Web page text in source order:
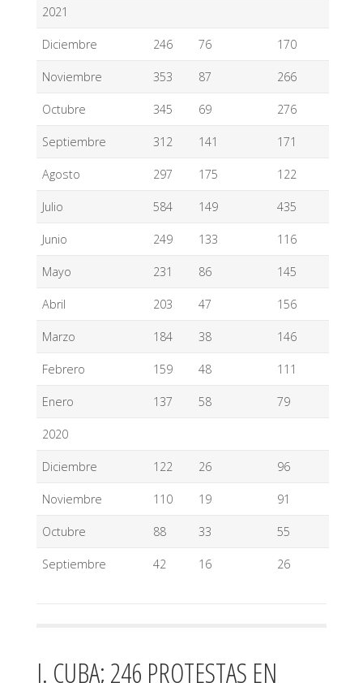
2021
Diciembre 246 76 170
Noviembre 353 87 266
Octubre 345 69 276
Septiembre 312 141 171
Agosto 297 175 122
Julio 584 149 435
Junio 249 133 116
Mayo 231 86 145
Abril 203 47 156
Marzo 184 38 146
Febrero 159 48 111
Enero 137 58 79
2020
Diciembre 122 26 96
Noviembre 110 19 91
Octubre 88 33 55
Septiembre 42 16 26
I. CUBA; 246 PROTESTAS EN